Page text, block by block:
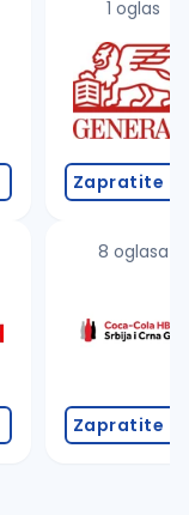
1 oglas
Zapratite
8 oglasa
Zapratite